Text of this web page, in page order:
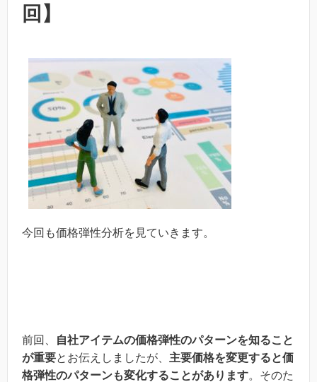
回】
今回も価格弾性分析を見ていきます。
前回、
自社アイテムの価格弾性のパターンを知ること
が重要とお伝えしましたが、 主要価格を変更すると価
格弾性のパターンも変化することがあります。そのた